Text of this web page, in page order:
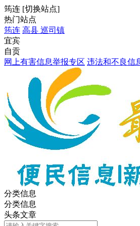
筠连 [切换站点]
热门站点
筠连 高县 巡司镇
宜宾
自贡
网上有害信息举报专区 违法和不良信
分类信息
分类信息
头条文章